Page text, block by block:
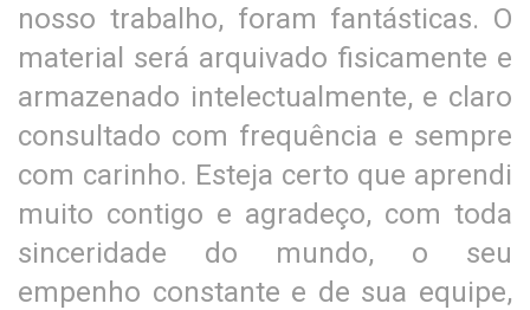
nosso trabalho, foram fantásticas. O
material será arquivado fisicamente e
armazenado intelectualmente, e claro
consultado com frequência e sempre
com carinho. Esteja certo que aprendi
muito contigo e agradeço, com toda
sinceridade do mundo, o seu
empenho constante e de sua equipe,